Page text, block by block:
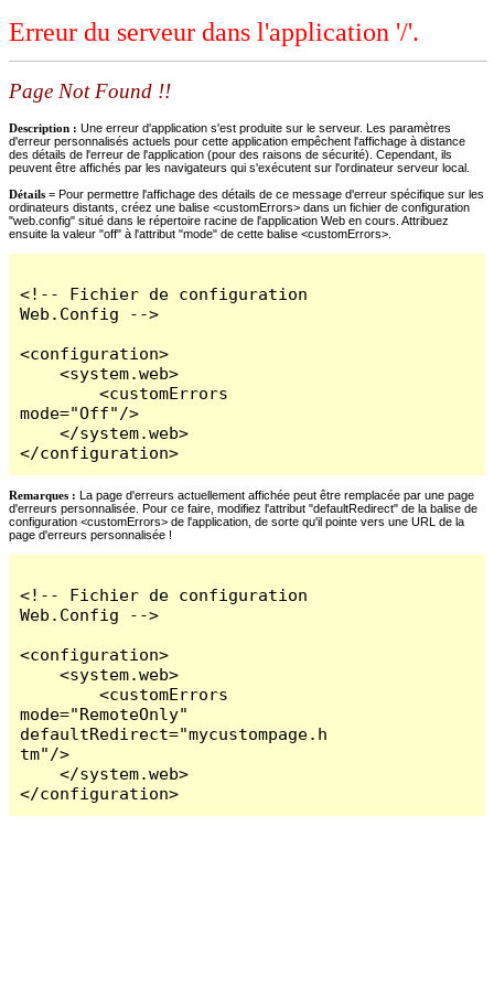
Erreur du serveur dans l'application '/'.
Page Not Found !!
Description : Une erreur d'application s'est produite sur le serveur. Les paramètres
d'erreur personnalisés actuels pour cette application empêchent l'affichage à distance
des détails de l'erreur de l'application (pour des raisons de sécurité). Cependant, ils
peuvent être affichés par les navigateurs qui s'exécutent sur l'ordinateur serveur local.
Détails = Pour permettre l'affichage des détails de ce message d'erreur spécifique sur les
ordinateurs distants, créez une balise <customErrors> dans un fichier de configuration
"web.config" situé dans le répertoire racine de l'application Web en cours. Attribuez
ensuite la valeur "off" à l'attribut "mode" de cette balise <customErrors>.
<!-- Fichier de configuration
Web.Config -->
<configuration>
    <system.web>
        <customErrors
mode="Off"/>
    </system.web>
</configuration>
Remarques : La page d'erreurs actuellement affichée peut être remplacée par une page
d'erreurs personnalisée. Pour ce faire, modifiez l'attribut "defaultRedirect" de la balise de
configuration <customErrors> de l'application, de sorte qu'il pointe vers une URL de la
page d'erreurs personnalisée !
<!-- Fichier de configuration
Web.Config -->
<configuration>
    <system.web>
        <customErrors
mode="RemoteOnly"
defaultRedirect="mycustompage.h
tm"/>
    </system.web>
</configuration>